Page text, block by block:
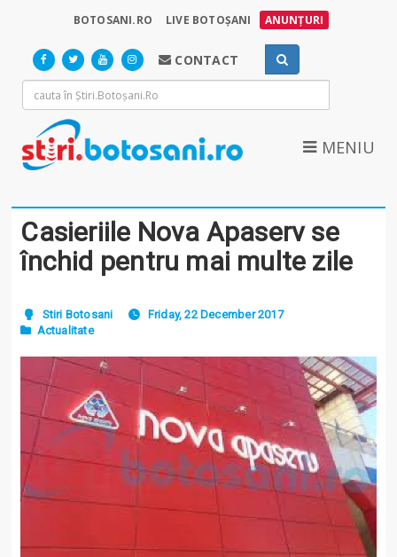
BOTOSANI.RO LIVE BOTOȘANI ANUNȚURI
CONTACT
MENIU
Casieriile Nova Apaserv se
închid pentru mai multe zile
Stiri Botosani
Friday, 22 December 2017
Actualitate